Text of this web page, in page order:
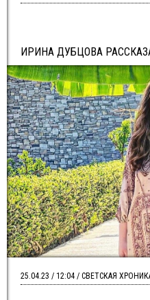
ИРИНА ДУБЦОВА
25.04.23 / 12:04 / СВЕТСКАЯ